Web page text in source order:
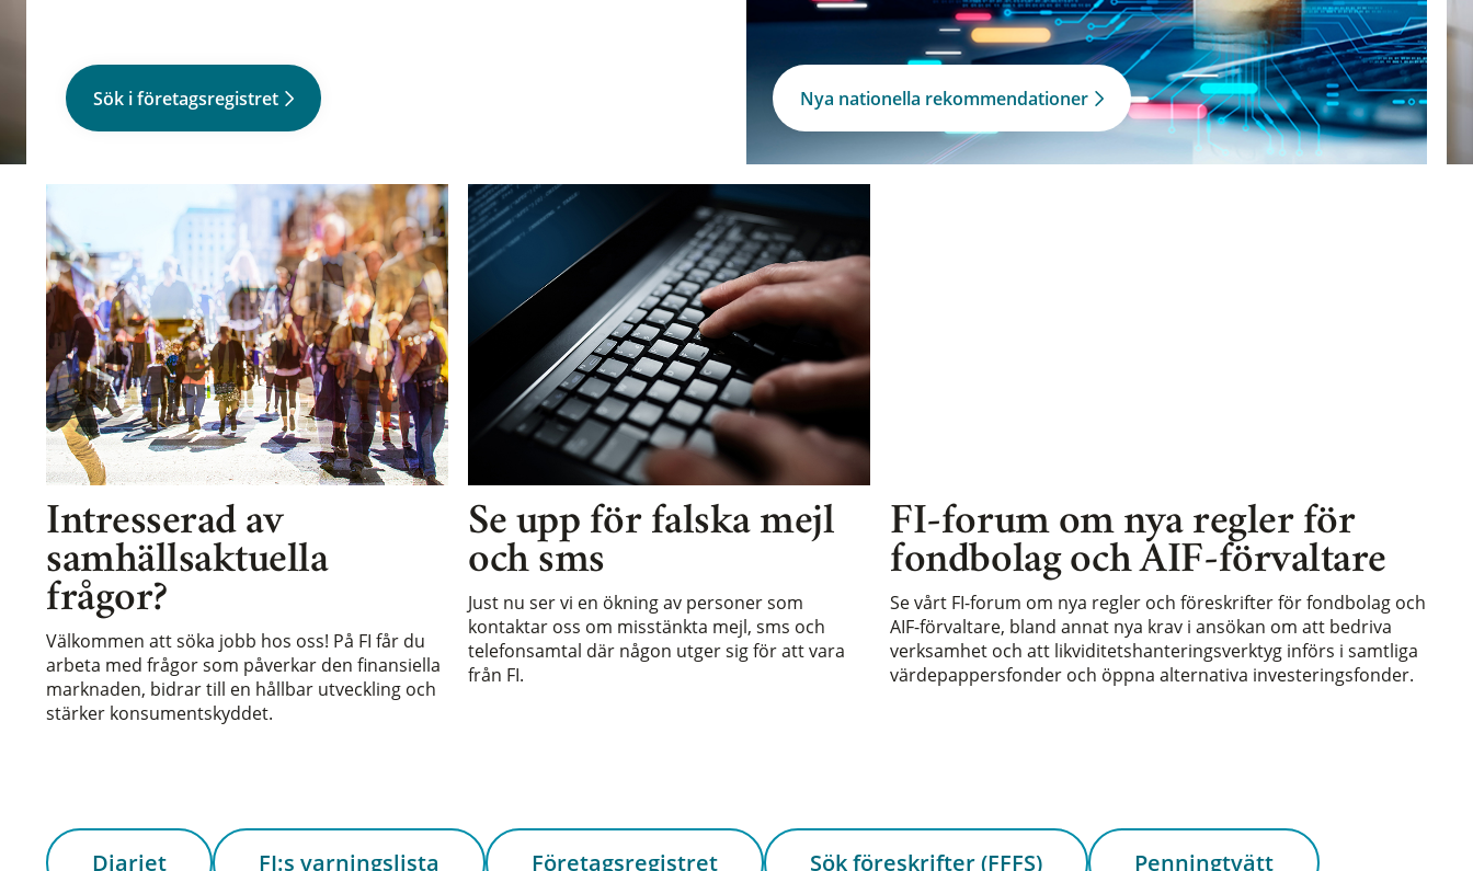
Sök i företagsregistret Nya nationella rekommendationer
Intresserad av
samhällsaktuella
frågor?
Välkommen att söka jobb hos oss! På FI får du
arbeta med frågor som påverkar den finansiella
marknaden, bidrar till en hållbar utveckling och
stärker konsumentskyddet.
Se upp för falska mejl
och sms
Just nu ser vi en ökning av personer som
kontaktar oss om misstänkta mejl, sms och
telefonsamtal där någon utger sig för att vara
från FI.
FI-forum om nya regler för
fondbolag och AIF-förvaltare
Se vårt FI-forum om nya regler och föreskrifter för fondbolag och
AIF-förvaltare, bland annat nya krav i ansökan om att bedriva
verksamhet och att likviditetshanteringsverktyg införs i samtliga
värdepappersfonder och öppna alternativa investeringsfonder.
Diariet FI:s varningslista Företagsregistret Sök föreskrifter (FFFS) Penningtvätt